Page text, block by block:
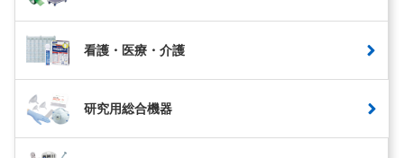
看護・医療・介護
研究用総合機器